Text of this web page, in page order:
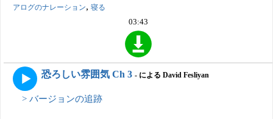
アログのナレーション, 寝る
03:43
恐ろしい雰囲気 Ch 3 - による David Fesliyan
> バージョンの追跡